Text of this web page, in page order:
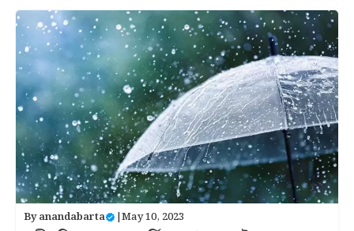
Byanandabarta |May 10, 2023